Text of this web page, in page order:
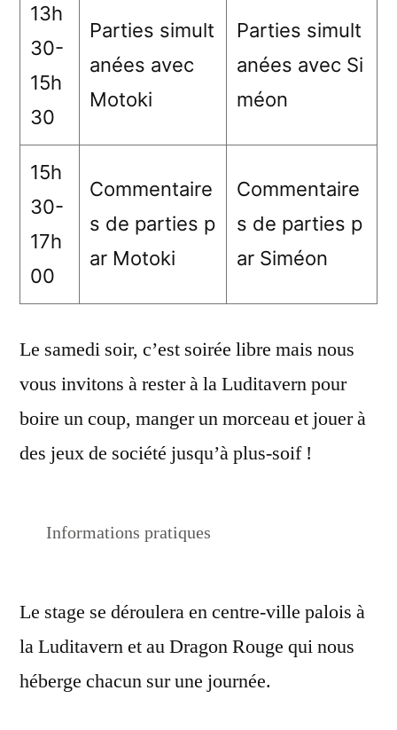
13h
30-
15h
30
Parties simult
anées avec
Motoki
Parties simult
anées avec Si
méon
15h
30-
17h
00
Commentaire
s de parties p
ar Motoki
Commentaire
s de parties p
ar Siméon
Le samedi soir, c’est soirée libre mais nous
vous invitons à rester à la Luditavern pour
boire un coup, manger un morceau et jouer à
des jeux de société jusqu’à plus-soif !
Informations pratiques
Le stage se déroulera en centre-ville palois à
la Luditavern et au Dragon Rouge qui nous
héberge chacun sur une journée.